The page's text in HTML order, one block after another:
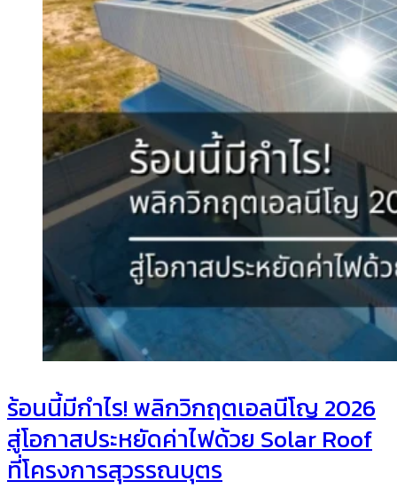
ร้อนนี้มีกำไร! พลิกวิกฤตเอลนีโญ 2026
สู่โอกาสประหยัดค่าไฟด้วย Solar Roof
ที่โครงการสุวรรณบุตร